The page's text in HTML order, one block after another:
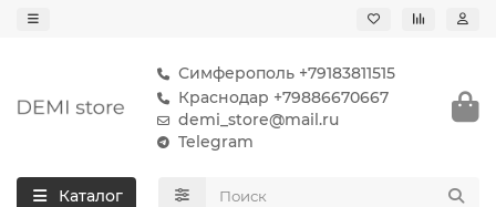
Симферополь +79183811515
Краснодар +79886670667
demi_store@mail.ru
Telegram
Каталог